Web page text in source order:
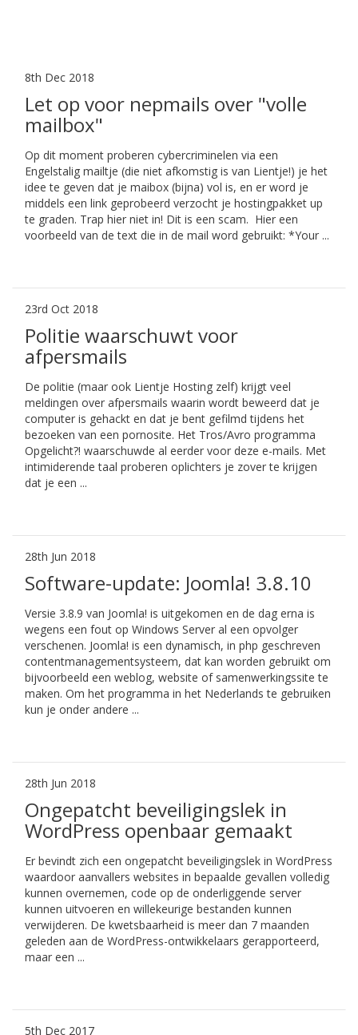
8th Dec 2018
Let op voor nepmails over "volle
mailbox"
Op dit moment proberen cybercriminelen via een
Engelstalig mailtje (die niet afkomstig is van Lientje!) je het
idee te geven dat je maibox (bijna) vol is, en er word je
middels een link geprobeerd verzocht je hostingpakket up
te graden. Trap hier niet in! Dit is een scam. Hier een
voorbeeld van de text die in de mail word gebruikt: *Your ...
23rd Oct 2018
Politie waarschuwt voor
afpersmails
De politie (maar ook Lientje Hosting zelf) krijgt veel
meldingen over afpersmails waarin wordt beweerd dat je
computer is gehackt en dat je bent gefilmd tijdens het
bezoeken van een pornosite. Het Tros/Avro programma
Opgelicht?! waarschuwde al eerder voor deze e-mails. Met
intimiderende taal proberen oplichters je zover te krijgen
dat je een ...
28th Jun 2018
Software-update: Joomla! 3.8.10
Versie 3.8.9 van Joomla! is uitgekomen en de dag erna is
wegens een fout op Windows Server al een opvolger
verschenen. Joomla! is een dynamisch, in php geschreven
contentmanagementsysteem, dat kan worden gebruikt om
bijvoorbeeld een weblog, website of samenwerkingssite te
maken. Om het programma in het Nederlands te gebruiken
kun je onder andere ...
28th Jun 2018
Ongepatcht beveiligingslek in
WordPress openbaar gemaakt
Er bevindt zich een ongepatcht beveiligingslek in WordPress
waardoor aanvallers websites in bepaalde gevallen volledig
kunnen overnemen, code op de onderliggende server
kunnen uitvoeren en willekeurige bestanden kunnen
verwijderen. De kwetsbaarheid is meer dan 7 maanden
geleden aan de WordPress-ontwikkelaars gerapporteerd,
maar een ...
5th Dec 2017